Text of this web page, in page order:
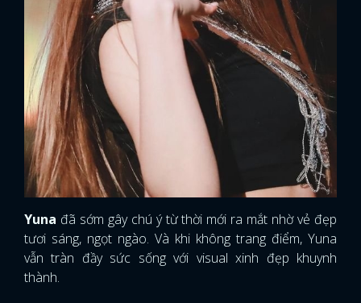
Yuna đã sớm gây chú ý từ thời mới ra mắt nhờ vẻ đẹp
tươi sáng, ngọt ngào. Và khi không trang điểm, Yuna
vẫn tràn đầy sức sống với visual xinh đẹp khuynh
thành.